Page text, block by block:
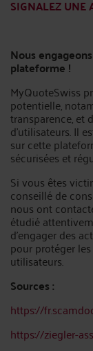
SIGNALEZ UNE
Nous
plateforme !
MyQuoteSwiss
potentielle,
transparence, et
d’utilisateurs. Il
sur cette
sécurisées et
Si vous êtes
conseillé de
nous ont
étudié
d’engager des
pour protéger
utilisateurs.
Sources :
https://
https://ziegler-